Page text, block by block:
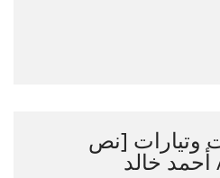
وتيارات [نص
خالد